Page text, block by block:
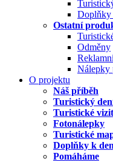
Doplňky
Ostatní
Odměny
Nálepky
O projektu
Náš příběh
Turistický
Turistické
Fotonálepky
Turistické
Doplňky k
Pomáháme